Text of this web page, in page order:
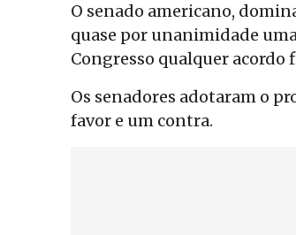
O senado americano,
quase por unanimidade
Congresso qualquer
Os senadores adotaram o
favor e um contra.